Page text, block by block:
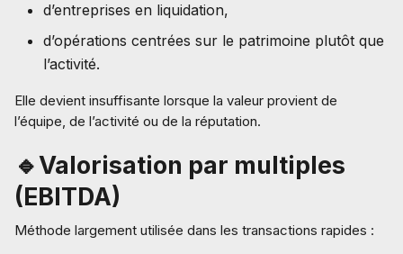
d’entreprises en liquidation,
d’opérations centrées sur le patrimoine plutôt que
l’activité.
Elle devient insuffisante lorsque la valeur provient de
l’équipe, de l’activité ou de la réputation.
🔹Valorisation par multiples
(EBITDA)
Méthode largement utilisée dans les transactions rapides :